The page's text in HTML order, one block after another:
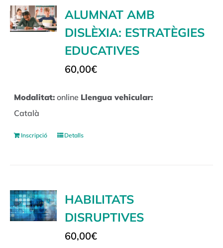
ALUMNAT AMB
DISLÈXIA: ESTRATÈGIES
EDUCATIVES
60,00€
Modalitat: online Llengua vehicular:
Català
Inscripció Detalls
HABILITATS
DISRUPTIVES
60,00€